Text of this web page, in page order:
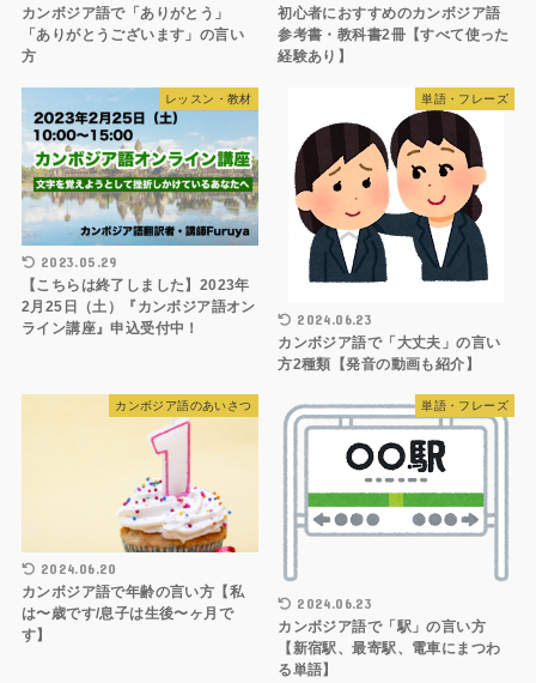
カンボジア語で「ありがとう」
「ありがとうございます」の言い
方
初心者におすすめのカンボジア語
参考書・教科書2冊【すべて使った
経験あり】
レッスン・教材
2023.05.29
【こちらは終了しました】2023年
2月25日（土）『カンボジア語オン
ライン講座』申込受付中！
単語・フレーズ
2024.06.23
カンボジア語で「大丈夫」の言い
方2種類【発音の動画も紹介】
カンボジア語のあいさつ
2024.06.20
カンボジア語で年齢の言い方【私
は〜歳です/息子は生後〜ヶ月で
す】
単語・フレーズ
2024.06.23
カンボジア語で「駅」の言い方
【新宿駅、最寄駅、電車にまつわ
る単語】